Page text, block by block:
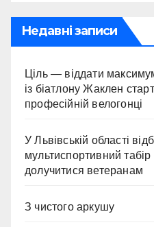
Недавні записи
Ціль — віддати
із біатлону Жаклен
професійній велогонці
У Львівській області
мультиспортивний
долучитися ветеранам
З чистого аркушу